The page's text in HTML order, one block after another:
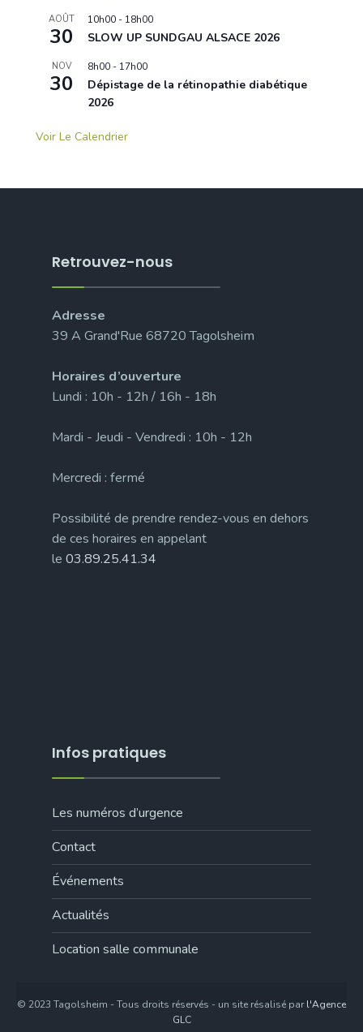
AOÛT
30
10h00 - 18h00
SLOW UP SUNDGAU ALSACE 2026
NOV
30
8h00 - 17h00
Dépistage de la rétinopathie diabétique
2026
Voir Le Calendrier
Retrouvez-nous
Adresse
39 A Grand'Rue 68720 Tagolsheim
Horaires d’ouverture
Lundi : 10h - 12h / 16h - 18h
Mardi - Jeudi - Vendredi : 10h - 12h
Mercredi : fermé
Possibilité de prendre rendez-vous en dehors
de ces horaires en appelant
le 03.89.25.41.34
Infos pratiques
Les numéros d’urgence
Contact
Événements
Actualités
Location salle communale
© 2023 Tagolsheim - Tous droits réservés - un site résalisé parl'Agence
GLC